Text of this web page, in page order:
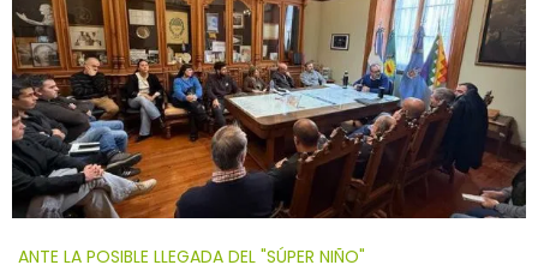
ANTE LA POSIBLE LLEGADA DEL "SÚPER NIÑO"